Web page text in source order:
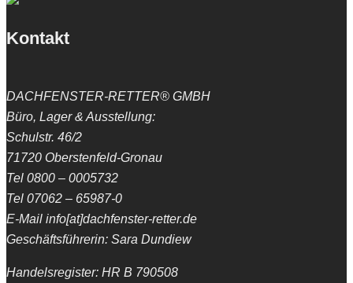
Kontakt
DACHFENSTER-RETTER® GMBH
Büro, Lager & Ausstellung:
Schulstr. 46/2
71720 Oberstenfeld-Gronau
Tel 0800 – 0005732
Tel 07062 – 65987-0
E-Mail info[at]dachfenster-retter.de
Geschäftsführerin: Sara Dundiew
Handelsregister: HR B 790508